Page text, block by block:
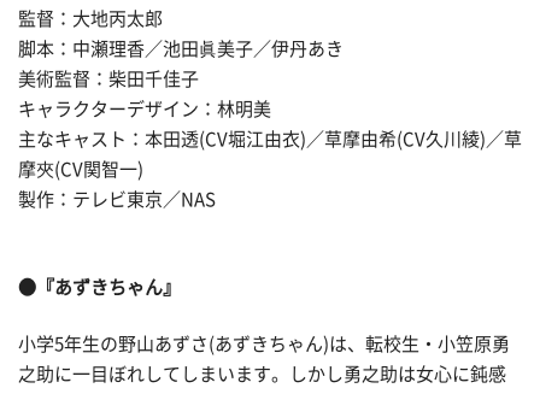
監督：大地丙太郎
脚本：中瀬理香／池田眞美子／伊丹あき
美術監督：柴田千佳子
キャラクターデザイン：林明美
主なキャスト：本田透(CV堀江由衣)／草摩由希(CV久川綾)／草
摩夾(CV関智一)
製作：テレビ東京／NAS
●『あずきちゃん』
小学5年生の野山あずさ(あずきちゃん)は、転校生・小笠原勇
之助に一目ぼれしてしまいます。しかし勇之助は女心に鈍感